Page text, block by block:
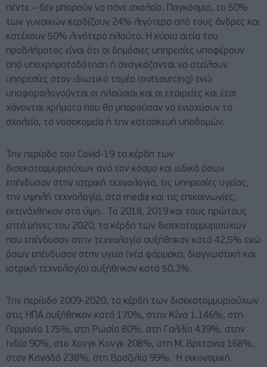
πέντε – δεν μπορούν να πάνε σχολείο. Παγκόσμια, το 50%
των γυναικών κερδίζουν 24% λιγότερα από τους άνδρες και
κατέχουν 50% λιγότερο πλούτο. Η κύρια αιτία του
προβλήματος είναι ότι οι δημόσιες υπηρεσίες υποφέρουν
από υποχρηματοδότηση ή αναγκάζονται να στείλουν
υπηρεσίες στον ιδιωτικό τομέα (outsourcing) ενώ
υποφορολογούνται οι πλούσιοι και οι εταιρείες και έτσι
χάνονται χρήματα που θα μπορούσαν να ενισχύουν τα
σχολεία, τα νοσοκομεία ή την κατασκευή υποδομών.
Την περίοδο του Covid-19 τα κέρδη των
δισεκατομμυριούχων ανά τον κόσμο και ειδικά όσων
επένδυσαν στην ιατρική τεχνολογία, τις υπηρεσίες υγείας,
την υψηλή τεχνολογία, στα media και τις επικοινωνίες,
εκτινάχθηκαν στα ύψη. Το 2018, 2019 και τους πρώτους
επτά μήνες του 2020, τα κέρδη των δισεκατομμυριούχων
που επένδυσαν στην τεχνολογία αυξήθηκαν κατά 42,5% ενώ
όσων επένδυσαν στην υγεία (νέα φάρμακα, διαγνωστική και
ιατρική τεχνολογία) αυξήθηκαν κατά 50,3%.
Την περίοδο 2009-2020, τα κέρδη των δισεκατομμυριούχων
στις ΗΠΑ αυξήθηκαν κατά 170%, στην Κίνα 1.146%, στη
Γερμανία 175%, στη Ρωσία 80%, στη Γαλλία 439%, στην
Ινδία 90%, στο Χονγκ Κονγκ 208%, στη Μ. Βρετανία 168%,
στον Καναδά 238%, στη Βραζιλία 99%. Η οικονομική